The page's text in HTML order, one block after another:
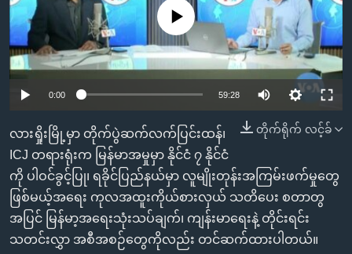
ပင်မ
အ
ညွန်း
စာမျက်နှာ
ကျော်
ကြည့်
ရန်
ရှာဖွေ
ရန်
နေရာ
မကြေးမုံရဲ့ အင်္ဂလိပ်စာ
ရုပ်ရှင်ထဲက အင်္ဂလိပ်စာ
သုတပဒေသာ အင်္ဂလိပ်စာ
ရေဒီယို
တီဗွီ
ရေဒီယိုနှင့်ရုပ်သံ အချက်အလက်များ
ရေဒီယို/တီဗွီအစီအစဉ်
Learning English
ဘာသာစကားများ
No media source currently available
0:00 59:28
တိုက်ရိုက် လင့်ခ်
လားရှိုးမြို့မှာ တိုက်ပွဲဆက်လက်ပြင်းထန်၊
ICJ တရားရုံးက မြန်မာအမှုမှာ နိုင်ငံ ၇ နိုင်ငံ
ကို ပါဝင်ခွင့်ပြု၊ ရခိုင်ပြည်နယ်မှာ လူမျိုးတုန်းအကြမ်းဖက်မှုတွေ
ဖြစ်မယ့်အရေး ကုလအထူးကိုယ်စားလှယ် သတိပေး စတာတွ
အပြင် မြန်မာ့အရေးသုံးသပ်ချက်၊ ကျန်းမာရေးနဲ့ တိုင်းရင်း
သတင်းလွှာ အစီအစဉ်တွေကိုလည်း တင်ဆက်ထားပါတယ်။